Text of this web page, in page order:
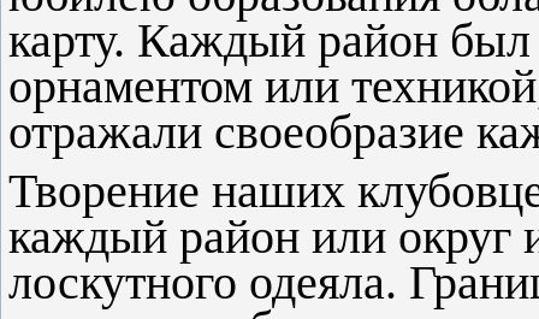
карту. Каждый район
орнаментом или
отражали своеобразие
Творение наших
каждый район или округ
лоскутного одеяла.